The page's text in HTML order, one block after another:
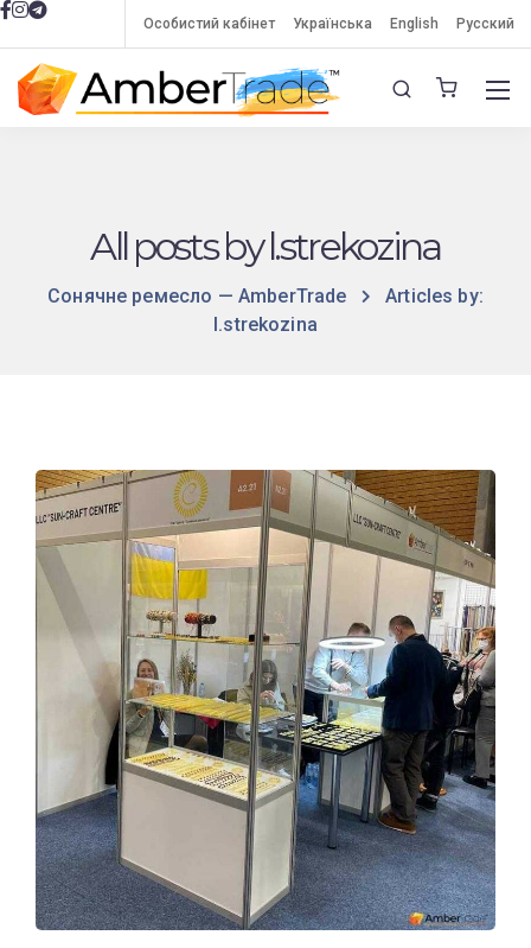
Особистий кабінет Українська English Русский
All posts by l.strekozina
Сонячне ремесло — AmberTrade
Articles by:
l.strekozina